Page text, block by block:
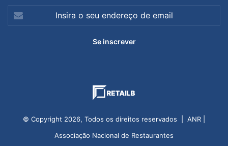
© Copyright 2026, Todos os direitos reservados | ANR |
Associação Nacional de Restaurantes